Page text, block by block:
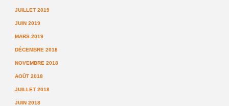
JUILLET 2019
JUIN 2019
MARS 2019
DÉCEMBRE 2018
NOVEMBRE 2018
AOÛT 2018
JUILLET 2018
JUIN 2018